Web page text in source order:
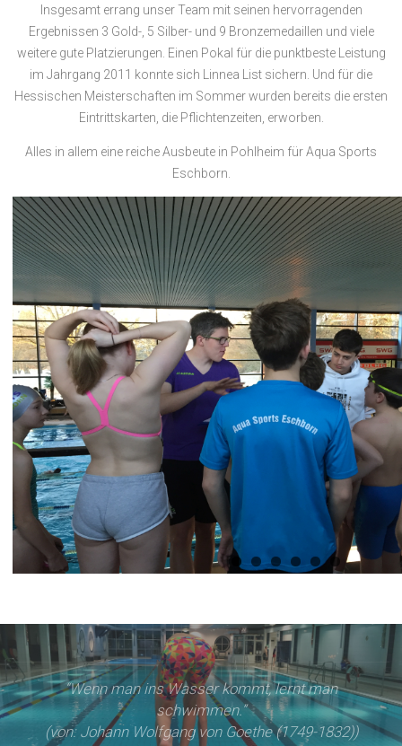
Insgesamt errang unser Team mit seinen hervorragenden
Ergebnissen 3 Gold-, 5 Silber- und 9 Bronzemedaillen und viele
weitere gute Platzierungen. Einen Pokal für die punktbeste Leistung
im Jahrgang 2011 konnte sich Linnea List sichern. Und für die
Hessischen Meisterschaften im Sommer wurden bereits die ersten
Eintrittskarten, die Pflichtenzeiten, erworben.
Alles in allem eine reiche Ausbeute in Pohlheim für Aqua Sports
Eschborn.
“Wenn man ins Wasser kommt, lernt man
schwimmen.”
(von: Johann Wolfgang von Goethe (1749-1832))